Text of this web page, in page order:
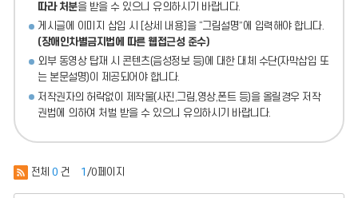
따라 처분을 받을 수 있으니 유의하시기 바랍니다.
게시글에 이미지 삽입 시 [상세 내용]을 “그림설명”에 입력해야 합니다.
(장애인차별금지법에 따른 웹접근성 준수)
외부 동영상 탑재 시 콘텐츠(음성정보 등)에 대한 대체 수단(자막삽입 또
는 본문설명)이 제공되어야 합니다.
저작권자의 허락없이 제작물(사진,그림,영상,폰트 등)을 올릴경우 저작
권법에 의하여 처벌 받을 수 있으니 유의하시기 바랍니다.
전체 0 건 1 /0페이지